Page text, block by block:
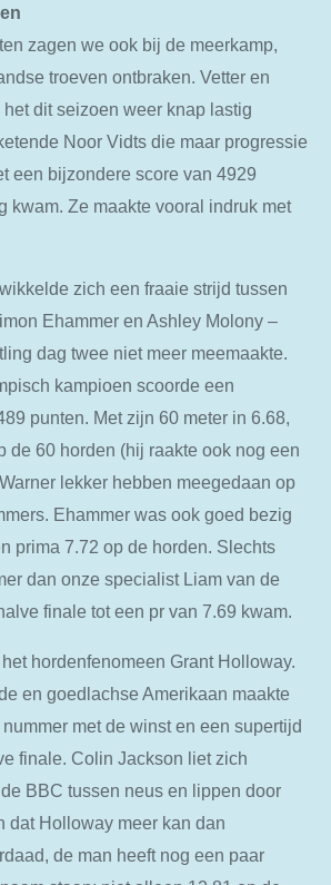
zagen we ook bij de meerkamp,
troeven ontbraken. Vetter en
dit seizoen weer knap lastig
Noor Vidts die maar progressie
een bijzondere score van 4929
kwam. Ze maakte vooral indruk met
zich een fraaie strijd tussen
Ehammer en Ashley Molony –
dag twee niet meer meemaakte.
kampioen scoorde een
punten. Met zijn 60 meter in 6.68,
de 60 horden (hij raakte ook nog een
lekker hebben meegedaan op
Ehammer was ook goed bezig
prima 7.72 op de horden. Slechts
dan onze specialist Liam van de
finale tot een pr van 7.69 kwam.
hordenfenomeen Grant Holloway.
en goedlachse Amerikaan maakte
met de winst en een supertijd
finale. Colin Jackson liet zich
BBC tussen neus en lippen door
dat Holloway meer kan dan
de man heeft nog een paar